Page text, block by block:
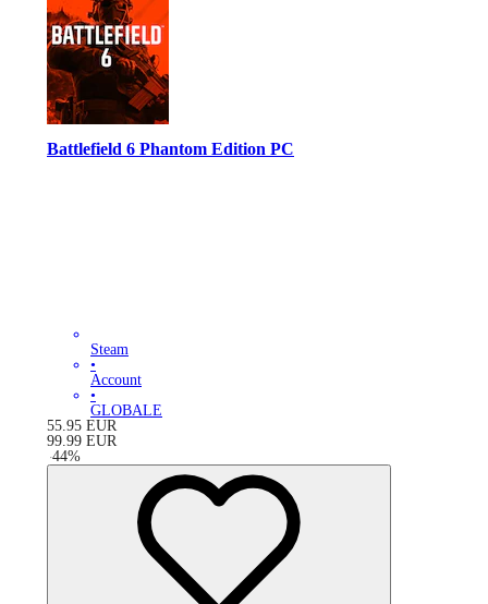
Battlefield 6 Phantom Edition PC
Steam
•
Account
•
GLOBALE
55.95 EUR
99.99 EUR
-44%